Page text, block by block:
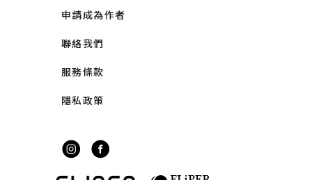
申請成為作者
聯絡我們
服務條款
隱私政策